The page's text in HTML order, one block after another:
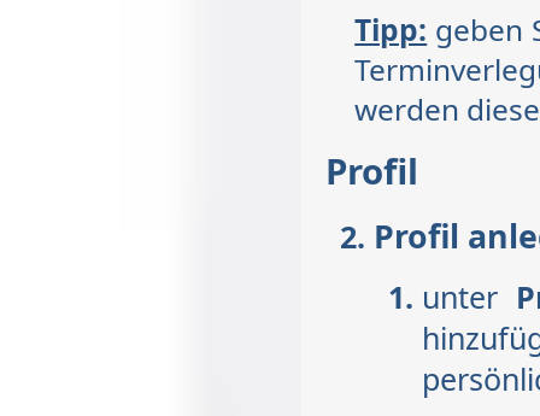
Tipp: geben
werden
Profil
Profil
unter